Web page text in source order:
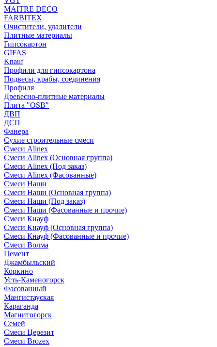
MAITRE DECO
FARBITEX
Очистители, удалители
Плитные материалы
Гипсокартон
GIFAS
Knauf
Профили для гипсокартона
Подвесы, крабы, соединения
Профиля
Древесно-плитные материалы
Плита "OSB"
ДВП
ДСП
Фанера
Сухие строительные смеси
Смеси Alinex
Смеси Alinex (Основная группа)
Смеси Alinex (Под заказ)
Смеси Alinex (Фасованные)
Смеси Наши
Смеси Наши (Основная группа)
Смеси Наши (Под заказ)
Смеси Наши (Фасованные и прочие)
Смеси Кнауф
Смеси Кнауф (Основная группа)
Смеси Кнауф (Фасованные и прочие)
Смеси Волма
Цемент
Джамбыльский
Коркино
Усть-Каменогорск
Фасованный
Мангистауская
Караганда
Магнитогорск
Семей
Смеси Церезит
Смеси Brozex